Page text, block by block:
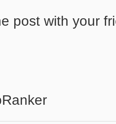
post with your